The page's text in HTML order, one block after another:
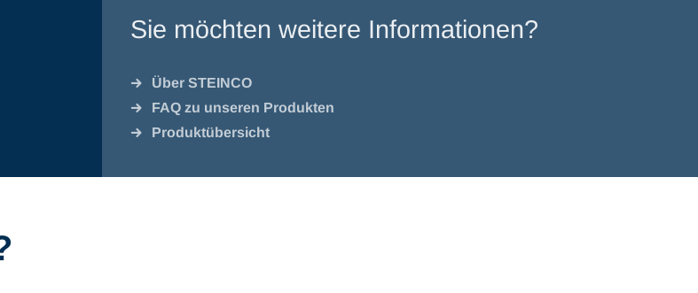
Sie möchten weitere Informationen?
Über STEINCO
FAQ zu unseren Produkten
Produktübersicht